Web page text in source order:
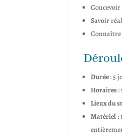
Savoir
Connaître
Durée: 5
Horaires :
Lieux du
Matériel :